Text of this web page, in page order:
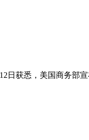
日获悉，美国商务部